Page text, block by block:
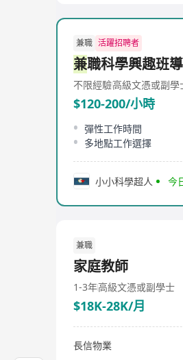
兼職 活躍招聘者
兼職科學興趣班
不限經驗高級文憑或副學
$120-200/小時
彈性工作時間
多地點工作選擇
小小科學超人 今
兼職
家庭教師
1-3年高級文憑或副學士
$18K-28K/月
長信物業